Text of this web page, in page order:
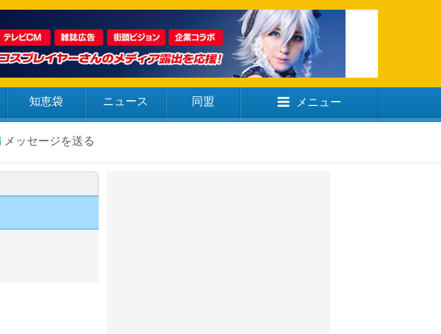
知恵袋 ニュース 同盟 メニュー
メッセージを送る